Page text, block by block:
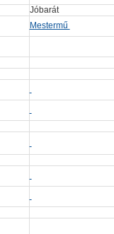
Jóbarát
Mestermű